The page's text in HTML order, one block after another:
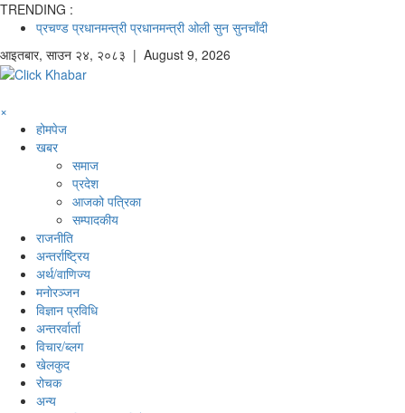
TRENDING :
प्रचण्ड प्रधानमन्त्री प्रधानमन्त्री ओली सुन सुनचाँदी
आइतबार, साउन २४, २०८३ | August 9, 2026
×
होमपेज
खबर
समाज
प्रदेश
आजको पत्रिका
सम्पादकीय
राजनीति
अन्तर्राष्ट्रिय
अर्थ/वाणिज्य
मनाेरञ्जन
विज्ञान प्रविधि
अन्तरर्वार्ता
विचार/ब्लग
खेलकुद
रोचक
अन्य